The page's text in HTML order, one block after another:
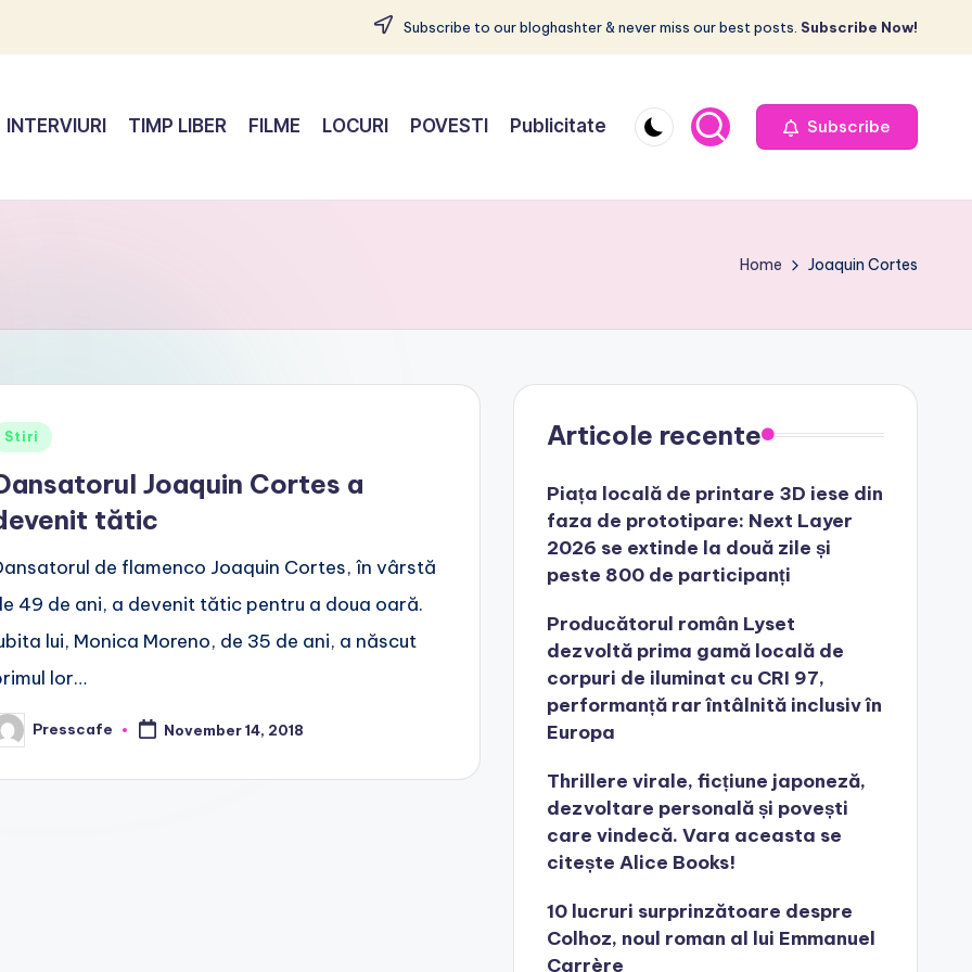
Subscribe to our bloghashter & never miss our best posts. Subscribe Now!
INTERVIURI TIMP LIBER FILME LOCURI POVESTI Publicitate Subscribe
Home Joaquin Cortes
Stiri
Joaquin Cortes a
tătic
de flamenco Joaquin Cortes, în vârstă
49 de ani, a devenit tătic pentru a doua oară.
lui, Monica Moreno, de 35 de ani, a născut
lor…
Presscafe November 14, 2018
Articole recente
Piața locală de printare 3D iese din
faza de prototipare: Next Layer
2026 se extinde la două zile și
peste 800 de participanți
Producătorul român Lyset
dezvoltă prima gamă locală de
corpuri de iluminat cu CRI 97,
performanță rar întâlnită inclusiv în
Europa
Thrillere virale, ficțiune japoneză,
dezvoltare personală și povești
care vindecă. Vara aceasta se
citește Alice Books!
10 lucruri surprinzătoare despre
Colhoz, noul roman al lui Emmanuel
Carrère